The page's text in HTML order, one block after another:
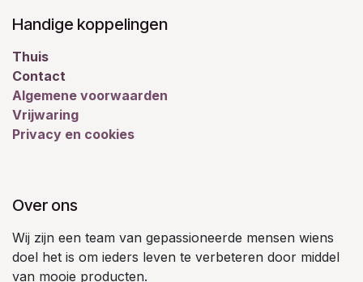
Handige koppelingen
Thuis
Contact
Algemene voorwaarden
Vrijwaring
Privacy en cookies
Over ons
Wij zijn een team van gepassioneerde mensen wiens
doel het is om ieders leven te verbeteren door middel
van mooie producten.